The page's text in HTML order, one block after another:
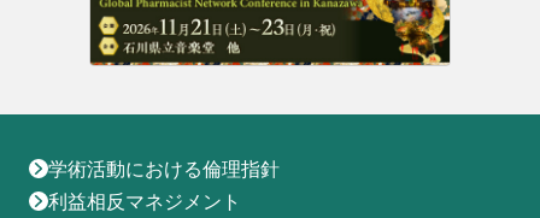
学術活動における倫理指針
利益相反マネジメント